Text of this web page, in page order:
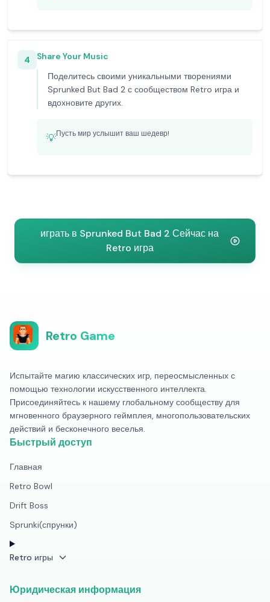
4
Share Your Music
Поделитесь своими уникальными творениями
Sprunked But Bad 2 с сообществом Retro игра и
вдохновите других.
💡Пусть мир услышит ваш шедевр!
играть в Sprunked But Bad 2 Сейчас на
Retro игра
Retro Game
Испытайте магию классических игр, переосмысленных с
помощью технологии искусственного интеллекта.
Присоединяйтесь к нашему глобальному сообществу для
мгновенного браузерного геймплея, многопользовательских
действий и бесконечного веселья.
Быстрый доступ
Главная
Retro Bowl
Drift Boss
Sprunki(спрунки)
Retro игры
Юридическая информация